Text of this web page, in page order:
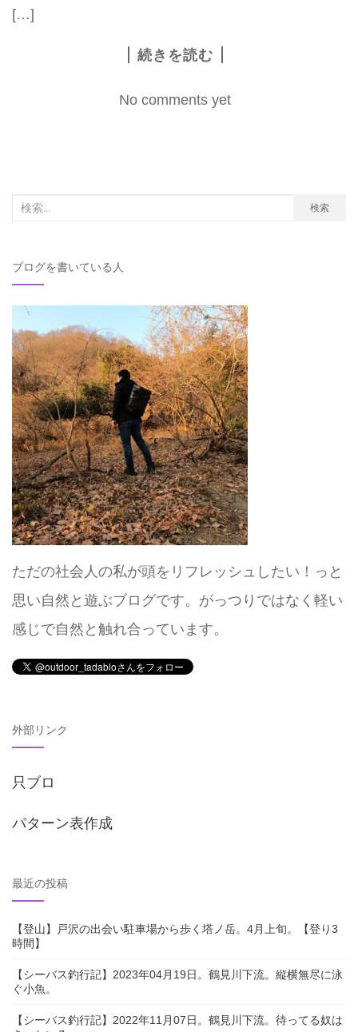
[…]
続きを読む
No comments yet
検
対
検索
ブログを書いている人
ただの社会人の私が頭をリフレッシュしたい！っと
思い自然と遊ぶブログです。がっつりではなく軽い
感じで自然と触れ合っています。
外部リンク
只ブロ
パターン表作成
最近の投稿
【登山】戸沢の出会い駐車場から歩く塔ノ岳。4月上旬。【登り3
時間】
【シーバス釣行記】2023年04月19日。鶴見川下流。縦横無尽に泳
ぐ小魚。
【シーバス釣行記】2022年11月07日。鶴見川下流。待ってる奴は